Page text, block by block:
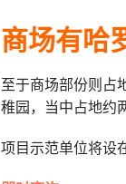
商场有哈
至于商场部份则占
稚园，当中占地约
项目 示范单位将设